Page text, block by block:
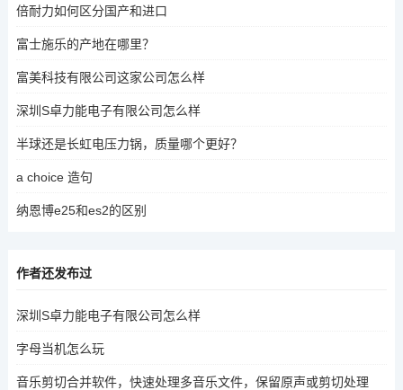
倍耐力如何区分国产和进口
富士施乐的产地在哪里？
富美科技有限公司这家公司怎么样
深圳S卓力能电子有限公司怎么样
半球还是长虹电压力锅，质量哪个更好？
a choice 造句
纳恩博e25和es2的区别
作者还发布过
深圳S卓力能电子有限公司怎么样
字母当机怎么玩
音乐剪切合并软件，快速处理多音乐文件，保留原声或剪切处理